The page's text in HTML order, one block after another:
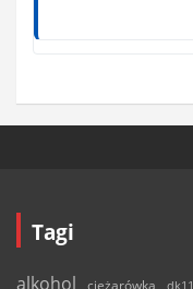
Tagi
alkohol ciężarówka dk11